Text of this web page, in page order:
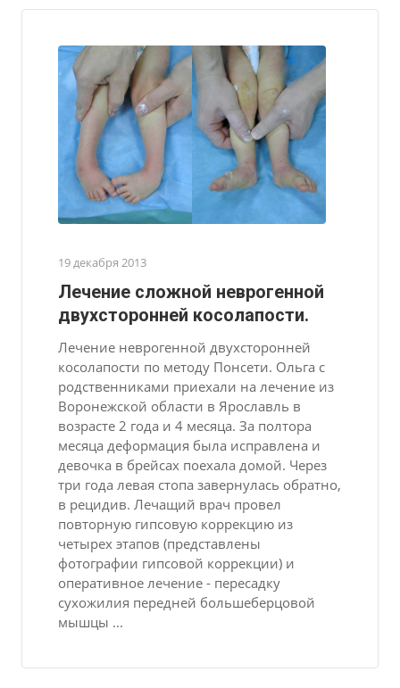
19 декабря 2013
Лечение сложной неврогенной
двухсторонней косолапости.
Лечение неврогенной двухсторонней
косолапости по методу Понсети. Ольга с
родственниками приехали на лечение из
Воронежской области в Ярославль в
возрасте 2 года и 4 месяца. За полтора
месяца деформация была исправлена и
девочка в брейсах поехала домой. Через
три года левая стопа завернулась обратно,
в рецидив. Лечащий врач провел
повторную гипсовую коррекцию из
четырех этапов (представлены
фотографии гипсовой коррекции) и
оперативное лечение - пересадку
сухожилия передней большеберцовой
мышцы ...